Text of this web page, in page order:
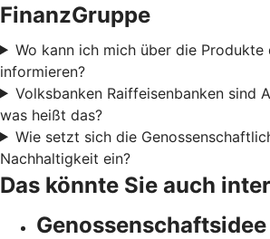
FinanzGruppe
Wo kann ich mich über die Produkte
informieren?
Volksbanken Raiffeisenbanken sind
was heißt das?
Wie setzt sich die
Nachhaltigkeit ein?
Das könnte Sie auch
Genossenschaftsidee